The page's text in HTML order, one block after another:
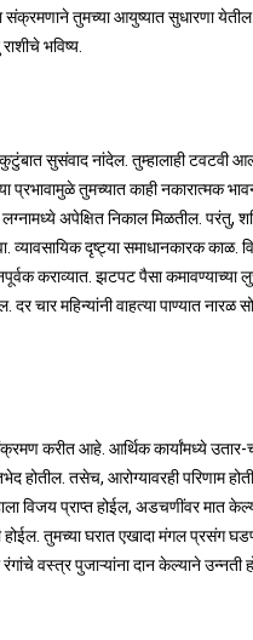
तुमच्या आयुष्यात सुधारणा येतील.
भविष्य.
सुसंवाद नांदेल. तुम्हालाही टवटवी
प्रभावामुळे तुमच्यात काही नकारात्मक
लग्नामध्ये अपेक्षित निकाल मिळतील. परंतु,
व्यावसायिक दृष्ट्या समाधानकारक काळ.
कराव्यात. झटपट पैसा कमावण्याच्या
चार महिन्यांनी वाहत्या पाण्यात नारळ
करीत आहे. आर्थिक कार्यांमध्ये
होतील. तसेच, आरोग्यावरही परिणाम
विजय प्राप्त होईल, अडचणींवर मात
होईल. तुमच्या घरात एखादा मंगल प्रसंग
रंगांचे वस्त्र पुजाऱ्यांना दान केल्याने